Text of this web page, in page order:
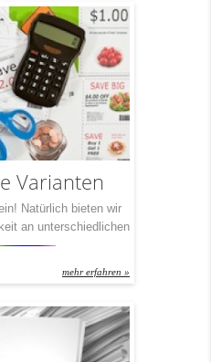
Zu Broschüren,
haben Sie in Sachen
Partner direkt […]
Varianten
Natürlich bieten wir
an unterschiedlichen
Grundsätzlich gilt auch
egal welches
jeden Fall möglich.
für Sie drei Pakete
ob der großen […]
mehr erfahren »